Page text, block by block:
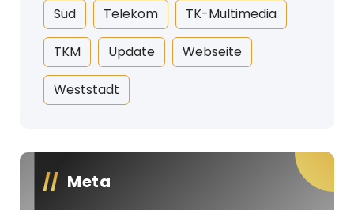
Süd Telekom TK-Multimedia
TKM Update Webseite
Weststadt
Meta